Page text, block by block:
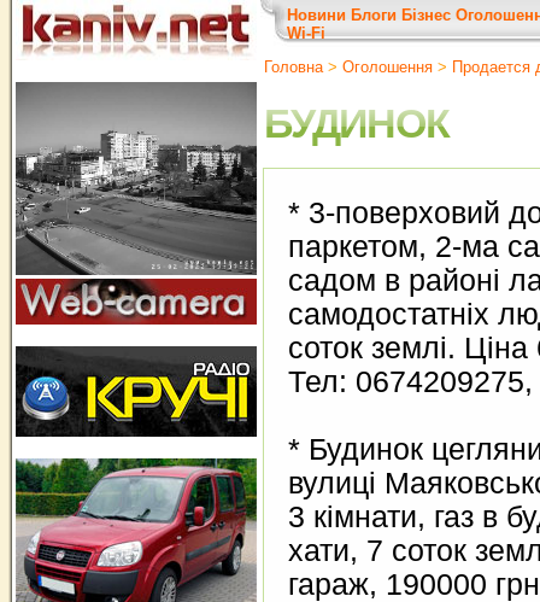
Новини Блоги Бізнес
Wi-Fi
Головна> Оголошення > Продается
БУДИНОК
* 3-поверховий
паркетом, 2-ма
садом в районі
самодостатніх
соток землі.
Тел:
* Будинок
вулиці
3 кімнати, газ в
хати, 7 соток
гараж, 190000